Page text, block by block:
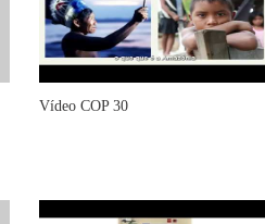
Vídeo COP 30